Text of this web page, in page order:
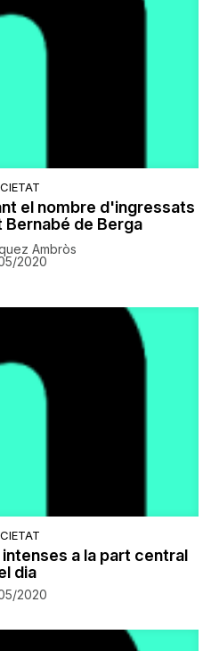
el nombre d'ingressats
Bernabé de Berga
Ambròs
2020
a la part central
dia
2020